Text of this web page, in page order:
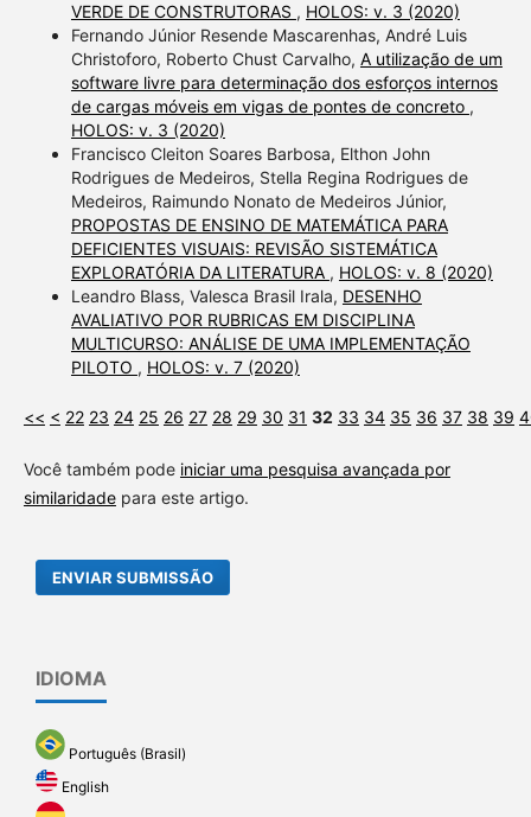
VERDE DE CONSTRUTORAS , HOLOS: v. 3 (2020)
Fernando Júnior Resende Mascarenhas, André Luis
Christoforo, Roberto Chust Carvalho, A utilização de um
software livre para determinação dos esforços internos
de cargas móveis em vigas de pontes de concreto ,
HOLOS: v. 3 (2020)
Francisco Cleiton Soares Barbosa, Elthon John
Rodrigues de Medeiros, Stella Regina Rodrigues de
Medeiros, Raimundo Nonato de Medeiros Júnior,
PROPOSTAS DE ENSINO DE MATEMÁTICA PARA
DEFICIENTES VISUAIS: REVISÃO SISTEMÁTICA
EXPLORATÓRIA DA LITERATURA , HOLOS: v. 8 (2020)
Leandro Blass, Valesca Brasil Irala, DESENHO
AVALIATIVO POR RUBRICAS EM DISCIPLINA
MULTICURSO: ANÁLISE DE UMA IMPLEMENTAÇÃO
PILOTO , HOLOS: v. 7 (2020)
<< < 22 23 24 25 26 27 28 29 30 31 32 33 34 35 36 37 38 39
Você também pode iniciar uma pesquisa avançada por
similaridadepara este artigo.
ENVIAR SUBMISSÃO
IDIOMA
Português (Brasil)
English